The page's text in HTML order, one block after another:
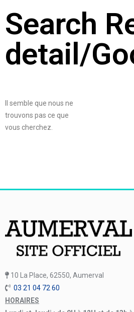
Search
detail/
Il semble que nous ne
trouvons pas ce que
vous cherchez.
10 La Place, 62550, Aumerval
03 21 04 72 60
HORAIRES